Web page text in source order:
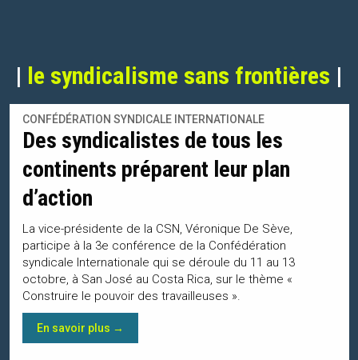
| le syndicalisme sans frontières |
CONFÉDÉRATION SYNDICALE INTERNATIONALE
Des syndicalistes de tous les
continents préparent leur plan
d’action
La vice-présidente de la CSN, Véronique De Sève,
participe à la 3e conférence de la Confédération
syndicale Internationale qui se déroule du 11 au 13
octobre, à San José au Costa Rica, sur le thème «
Construire le pouvoir des travailleuses ».
En savoir plus →